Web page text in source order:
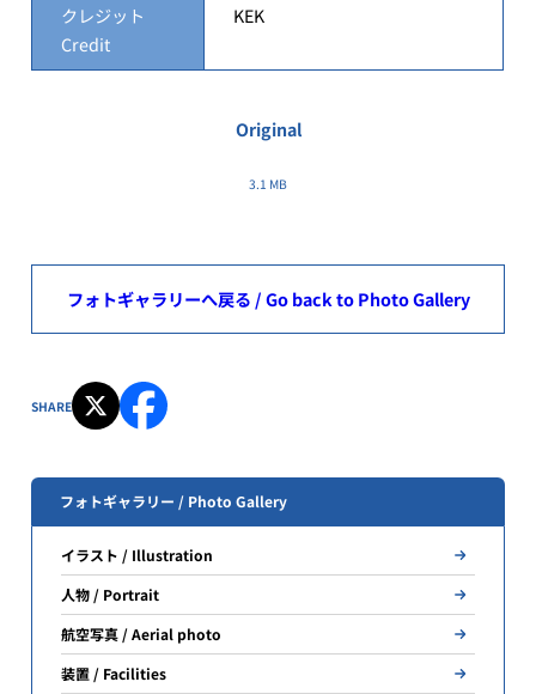
クレジット
Credit
KEK
Original
3.1 MB
フォトギャラリーへ戻る / Go back to Photo Gallery
SHARE
フォトギャラリー / Photo Gallery
イラスト / Illustration
人物 / Portrait
航空写真 / Aerial photo
装置 / Facilities